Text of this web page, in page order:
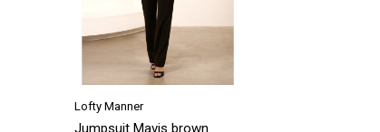
Lofty Manner
Jumpsuit Mavis brown